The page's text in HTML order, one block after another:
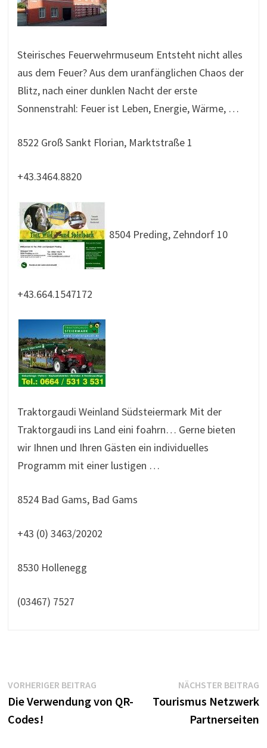
Steirisches Feuerwehrmuseum Entsteht nicht alles
aus dem Feuer? Aus dem uranfänglichen Chaos der
Blitz, nach einer dunklen Nacht der erste
Sonnenstrahl: Feuer ist Leben, Energie, Wärme, …
8522 Groß Sankt Florian, Marktstraße 1
+43.3464.8820
8504 Preding, Zehndorf 10
+43.664.1547172
Traktorgaudi Weinland Südsteiermark Mit der
Traktorgaudi ins Land eini foahrn… Gerne bieten
wir Ihnen und Ihren Gästen ein individuelles
Programm mit einer lustigen …
8524 Bad Gams, Bad Gams
+43 (0) 3463/20202
8530 Hollenegg
(03467) 7527
Beitrags-
Navigation
VORHERIGER BEITRAGVorheriger
Beitrag:
Die Verwendung von QR-
Codes!
NÄCHSTER BEITRAG
Tourismus Netzwerk
Partnerseiten